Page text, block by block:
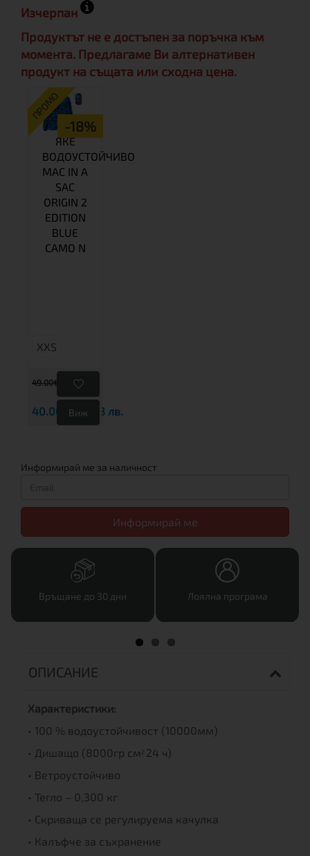
Изчерпан
Продуктът не е достъпен за поръчка към
момента. Предлагаме Ви алтернативен
продукт на същата или сходна цена.
ПРОМО
-18%
ЯКЕ
ВОДОУСТОЙЧИВО
MAC IN A
SAC
ORIGIN 2
EDITION
BLUE
CAMO N
XXS
49.00€ 95.84 лв.
40.00€ 78.23 лв.
Виж
Информирай ме за наличност
Информирай ме
Връщане до 30 дни Лоялна програма
ОПИСАНИЕ
Характеристики:
• 100 % водоустойчивост (10000мм)
• Дишащо (8000гр см 2 24 ч)
• Ветроустойчиво
• Тегло – 0,300 кг
• Скриваща се регулируема качулка
• Калъфче за съхранение